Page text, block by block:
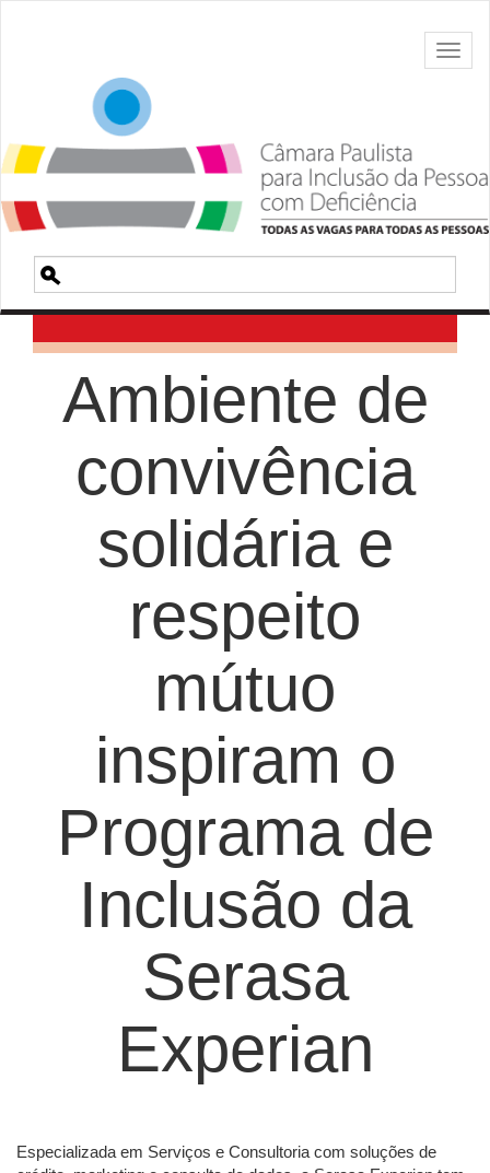
Pesquisa
Ambiente de
convivência
solidária e
respeito
mútuo
inspiram o
Programa de
Inclusão da
Serasa
Experian
Especializada em Serviços e Consultoria com soluções de